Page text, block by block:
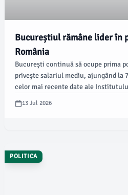
Bucureștiul rămâne lider în
România
București continuă să ocupe prima
privește salariul mediu, ajungând la
celor mai recente date ale
(INS). Diferențele dintre Capitală și
salarii sunt semnificative, depășind
13 Jul 2026
POLITICA